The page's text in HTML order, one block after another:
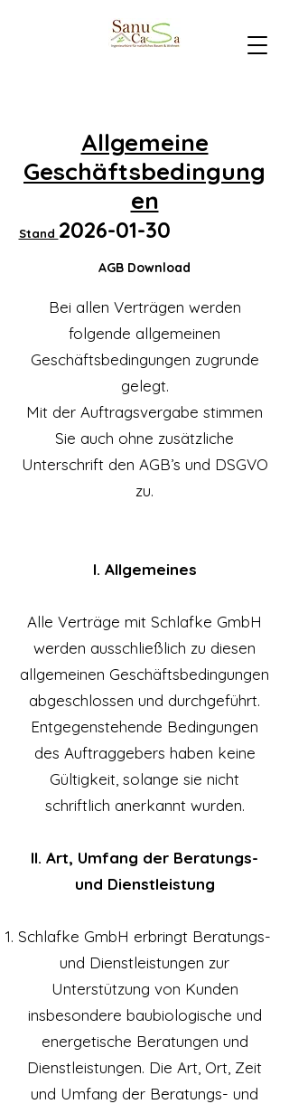
Allgemeine
Geschäftsbedingung
en
Stand 2026-01-30
AGB Download
Bei allen Verträgen werden
folgende allgemeinen
Geschäftsbedingungen zugrunde
gelegt.
Mit der Auftragsvergabe stimmen
Sie auch ohne zusätzliche
Unterschrift den AGB’s und DSGVO
zu.
I. Allgemeines
Alle Verträge mit Schlafke GmbH
werden ausschließlich zu diesen
allgemeinen Geschäftsbedingungen
abgeschlossen und durchgeführt.
Entgegenstehende Bedingungen
des Auftraggebers haben keine
Gültigkeit, solange sie nicht
schriftlich anerkannt wurden.
II. Art, Umfang der Beratungs-
und Dienstleistung
Schlafke GmbH erbringt Beratungs-
und Dienstleistungen zur
Unterstützung von Kunden
insbesondere baubiologische und
energetische Beratungen und
Dienstleistungen. Die Art, Ort, Zeit
und Umfang der Beratungs- und